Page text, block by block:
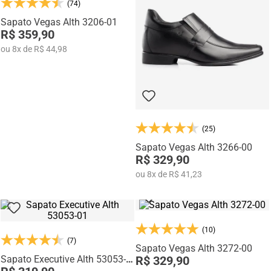
corporativos, eventos sociais, reuniões e ocasiões especiais.
Fabricados pela Rafarillo Calçados , marca com mais de
tradição em Franca
, os sapatos sociais da linha Alth unem tecnologia,
qualidade e design para homens que valorizam presença, confiança e
estilo.
(74)
Sapato Vegas Alth 3206-01
R$ 359,90
ou 8xde R$ 44,98
(25)
Sapato Vegas Alth 3266-00
R$ 329,90
ou 8xde R$ 41,23
(7)
Sapato Executive Alth 53053-
(10)
Sapato Vegas Alth 3272-00
R$ 329,90